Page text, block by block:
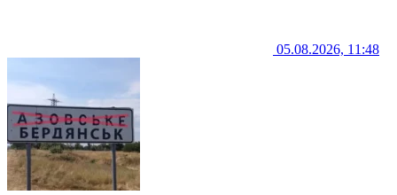
05.08.2026, 11:48